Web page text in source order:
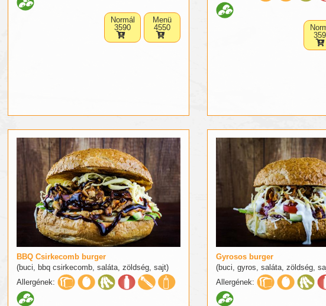
Normál
3590
Menü
4550
BBQ Csirkecomb burger
(buci, bbq csirkecomb, saláta, zöldség, sajt)
Allergének:
Gyrosos burger
(buci, gyros, saláta, zöldség,
Allergének: